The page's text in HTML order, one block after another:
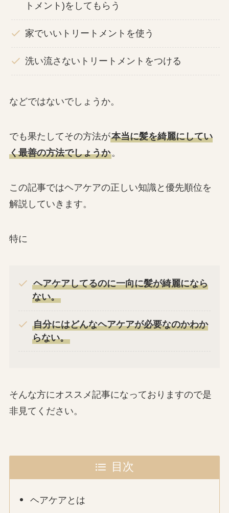
トメント)をしてもらう
家でいいトリートメントを使う
洗い流さないトリートメントをつける
などではないでしょうか。
でも果たしてその方法が本当に髪を綺麗にしてい
く最善の方法でしょうか。
この記事ではヘアケアの正しい知識と優先順位を
解説していきます。
特に
ヘアケアしてるのに一向に髪が綺麗になら
ない。
自分にはどんなヘアケアが必要なのかわか
らない。
そんな方にオススメ記事になっておりますので是
非見てください。
目次
ヘアケアとは